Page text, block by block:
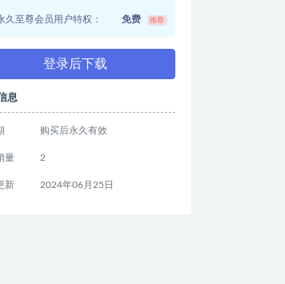
久至尊会员用户特权： 免费 推荐
登录后下载
息
购买后永久有效
量 2
新 2024年06月25日